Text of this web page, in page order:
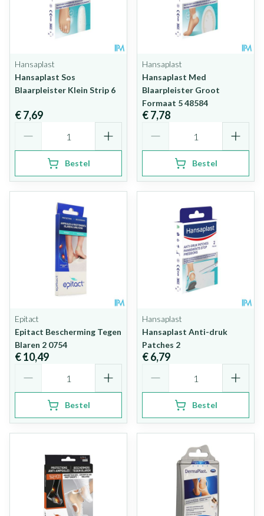
Hansaplast
Hansaplast Sos
Blaarpleister Klein Strip 6
€ 7,69
Bestel
Hansaplast
Hansaplast Med
Blaarpleister Groot
Formaat 5 48584
€ 7,78
Bestel
Epitact
Epitact Bescherming Tegen
Blaren 2 0754
€ 10,49
Bestel
Hansaplast
Hansaplast Anti-druk
Patches 2
€ 6,79
Bestel